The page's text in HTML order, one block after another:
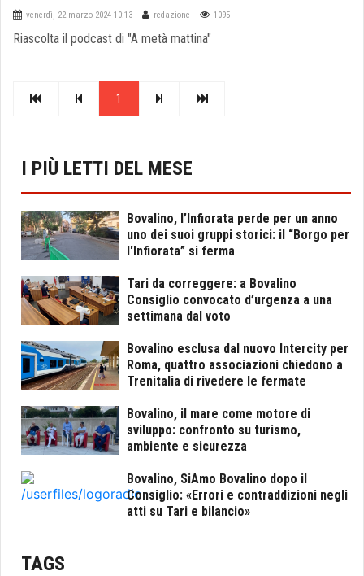
venerdì, 22 marzo 2024 10:13 redazione 1095
Riascolta il podcast di "A metà mattina"
1
I PIÙ LETTI DEL MESE
Bovalino, l’Infiorata perde per un anno
uno dei suoi gruppi storici: il “Borgo per
l'Infiorata” si ferma
Tari da correggere: a Bovalino
Consiglio convocato d’urgenza a una
settimana dal voto
Bovalino esclusa dal nuovo Intercity per
Roma, quattro associazioni chiedono a
Trenitalia di rivedere le fermate
Bovalino, il mare come motore di
sviluppo: confronto su turismo,
ambiente e sicurezza
Bovalino, SiAmo Bovalino dopo il
Consiglio: «Errori e contraddizioni negli
atti su Tari e bilancio»
TAGS